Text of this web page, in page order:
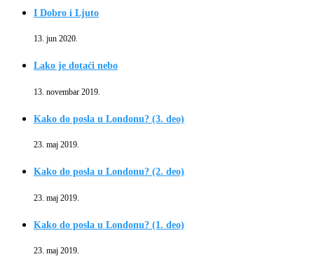
I Dobro i Ljuto
13. jun 2020.
Lako je dotaći nebo
13. novembar 2019.
Kako do posla u Londonu? (3. deo)
23. maj 2019.
Kako do posla u Londonu? (2. deo)
23. maj 2019.
Kako do posla u Londonu? (1. deo)
23. maj 2019.